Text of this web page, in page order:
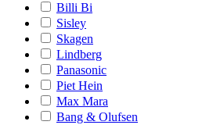
Billi Bi
Sisley
Skagen
Lindberg
Panasonic
Piet Hein
Max Mara
Bang & Olufsen